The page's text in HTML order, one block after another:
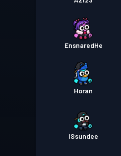
EnsnaredHe
Horan
ISsundee